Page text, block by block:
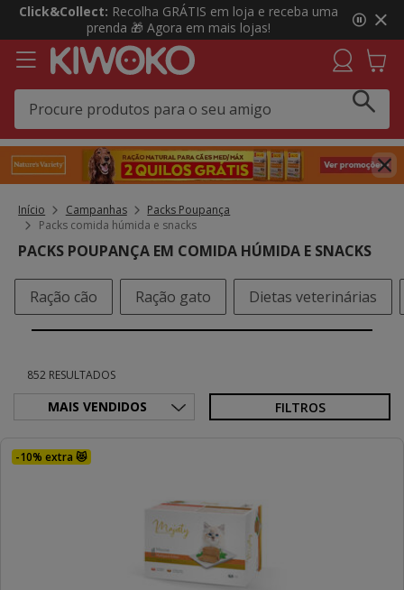
3
3,
mensagem,
Click&Collect: Recolha GRÁTIS em loja e receba uma
prenda 🎁 Agora em mais lojas!
Início Campanhas
Packs Poupança
Packs comida húmida e snacks
PACKS POUPANÇA EM COMIDA HÚMIDA E SNACKS
Ração cão Ração gato Dietas veterinárias
852 RESULTADOS
FILTROS
-10% extra 😻